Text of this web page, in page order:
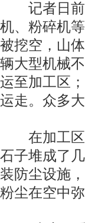
记者日前
机、粉碎机
被挖空，山
辆大型机械
运至加工区
运走。众多
在加工区
石子堆成了
装防尘设施
粉尘在空中